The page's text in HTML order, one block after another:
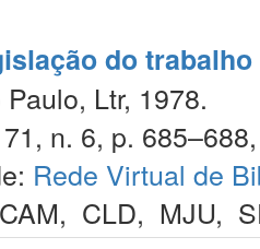
do trabalho
Ltr, 1978.
n. 6, p.
Rede Virtual de
CAM, CLD, MJU,